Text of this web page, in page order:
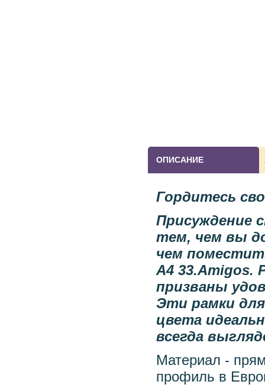
ОПИСАНИЕ
Гордитесь
Присуждение
тем, чем вы
чем
A4 33.Amigos.
призваны
Эти рамки
цвета
всегда
Материал -
профиль в